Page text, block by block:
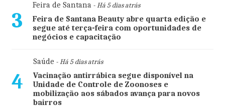
3
Feira de Santana- Há 5 dias atrás
Feira de Santana Beauty abre quarta edição e
segue até terça-feira com oportunidades de
negócios e capacitação
4
Saúde - Há 5 dias atrás
Vacinação antirrábica segue disponível na
Unidade de Controle de Zoonoses e
mobilização aos sábados avança para novos
bairros